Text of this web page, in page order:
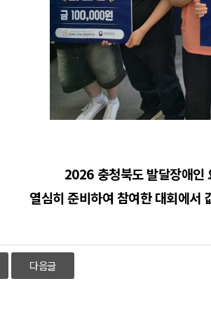
2026 충청북도 발달장애인
열심히 준비하여 참여한 대회에
다음글